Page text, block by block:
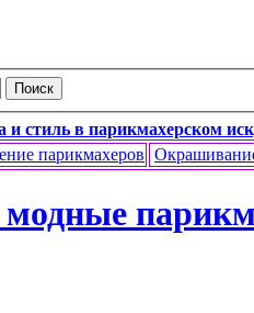
и стиль в парикмахерском
парикмахеров